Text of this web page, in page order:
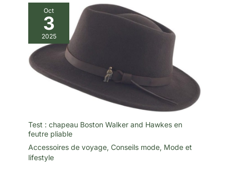
Oct
3
2025
Test : chapeau Boston Walker and Hawkes en
feutre pliable
Accessoires de voyage, Conseils mode, Mode et
lifestyle